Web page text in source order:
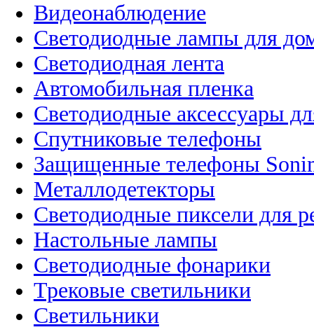
Видеонаблюдение
Светодиодные лампы для
Светодиодная лента
Автомобильная пленка
Светодиодные аксессуары
Спутниковые телефоны
Защищенные телефоны
Металлодетекторы
Светодиодные пиксели для
Настольные лампы
Светодиодные фонарики
Трековые светильники
Светильники